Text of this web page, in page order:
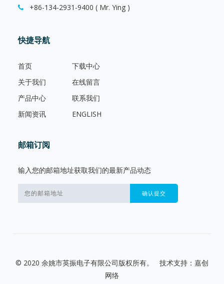
+86-134-2931-9400 ( Mr. Ying )
快捷导航
首页
关于我们
产品中心
新闻资讯
下载中心
在线留言
联系我们
ENGLISH
邮箱订阅
输入您的邮箱地址获取我们的最新产品动态
© 2020 余姚市英振电子有限公司版权所有。 技术支持：嘉创
网络